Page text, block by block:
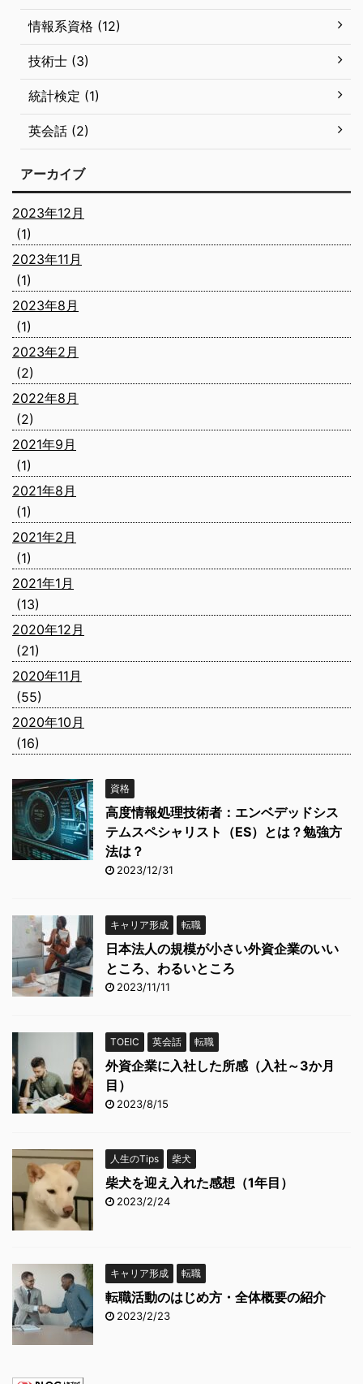
情報系資格 (12)
技術士 (3)
統計検定 (1)
英会話 (2)
アーカイブ
2023年12月
(1)
2023年11月
(1)
2023年8月
(1)
2023年2月
(2)
2022年8月
(2)
2021年9月
(1)
2021年8月
(1)
2021年2月
(1)
2021年1月
(13)
2020年12月
(21)
2020年11月
(55)
2020年10月
(16)
資格
高度情報処理技術者：エンベデッドシス
テムスペシャリスト（ES）とは？勉強方
法は？
2023/12/31
キャリア形成 転職
日本法人の規模が小さい外資企業のいい
ところ、わるいところ
2023/11/11
TOEIC 英会話 転職
外資企業に入社した所感（入社～3か月
目）
2023/8/15
人生のTips 柴犬
柴犬を迎え入れた感想（1年目）
2023/2/24
キャリア形成 転職
転職活動のはじめ方・全体概要の紹介
2023/2/23